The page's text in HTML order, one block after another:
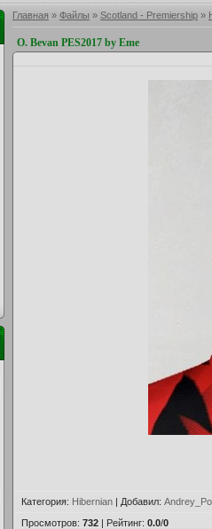
Главная » Файлы » Scotland - Premiership »
O. Bevan PES2017 by Eme
Категория: Hibernian | Добавил:
Просмотров: 732 | Рейтинг: 0.0/0